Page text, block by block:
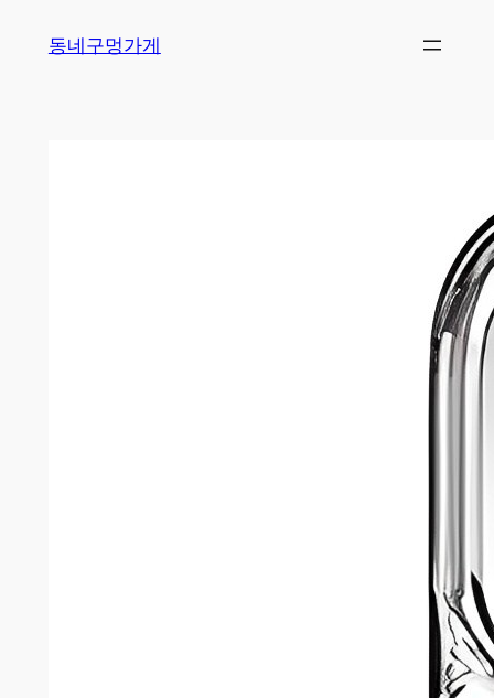
동네구멍가게